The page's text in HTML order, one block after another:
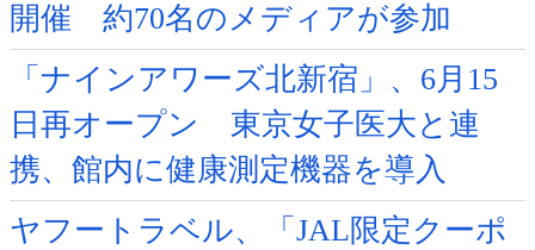
開催 約70名のメディアが参加
「ナインアワーズ北新宿」、6月15
日再オープン 東京女子医大と連
携、館内に健康測定機器を導入
ヤフートラベル、「JAL限定クーポ